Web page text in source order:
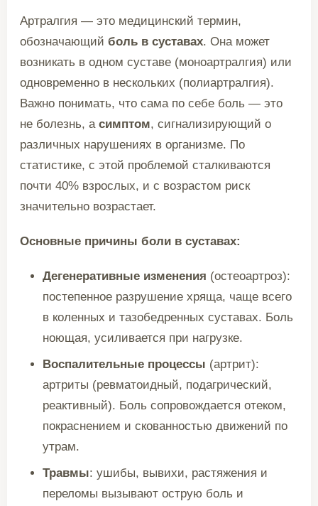
Артралгия — это медицинский термин,
обозначающий боль в суставах. Она может
возникать в одном суставе (моноартралгия) или
одновременно в нескольких (полиартралгия).
Важно понимать, что сама по себе боль — это
не болезнь, а симптом, сигнализирующий о
различных нарушениях в организме. По
статистике, с этой проблемой сталкиваются
почти 40% взрослых, и с возрастом риск
значительно возрастает.
Основные причины боли в суставах:
Дегенеративные изменения (остеоартроз):
постепенное разрушение хряща, чаще всего
в коленных и тазобедренных суставах. Боль
ноющая, усиливается при нагрузке.
Воспалительные процессы (артрит):
артриты (ревматоидный, подагрический,
реактивный). Боль сопровождается отеком,
покраснением и скованностью движений по
утрам.
Травмы: ушибы, вывихи, растяжения и
переломы вызывают острую боль и